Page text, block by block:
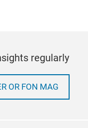
regularly
OR FON MAG